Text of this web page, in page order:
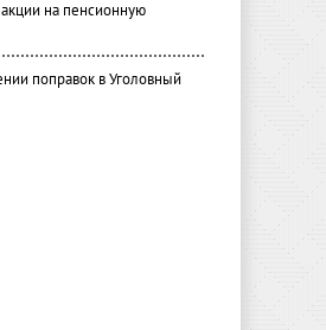
на пенсионную
поправок в Уголовный